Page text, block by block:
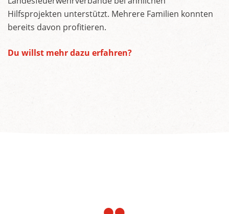
Hilfsprojekten unterstützt. Mehrere Familien konnten
bereits davon profitieren.
Du willst mehr dazu erfahren?